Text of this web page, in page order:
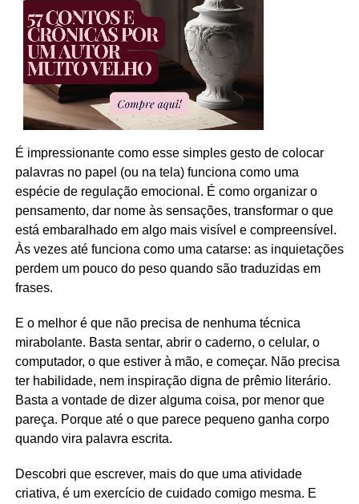
É impressionante como esse simples gesto de colocar
palavras no papel (ou na tela) funciona como uma
espécie de regulação emocional. É como organizar o
pensamento, dar nome às sensações, transformar o que
está embaralhado em algo mais visível e compreensível.
Às vezes até funciona como uma catarse: as inquietações
perdem um pouco do peso quando são traduzidas em
frases.
E o melhor é que não precisa de nenhuma técnica
mirabolante. Basta sentar, abrir o caderno, o celular, o
computador, o que estiver à mão, e começar. Não precisa
ter habilidade, nem inspiração digna de prêmio literário.
Basta a vontade de dizer alguma coisa, por menor que
pareça. Porque até o que parece pequeno ganha corpo
quando vira palavra escrita.
Descobri que escrever, mais do que uma atividade
criativa, é um exercício de cuidado comigo mesma. E